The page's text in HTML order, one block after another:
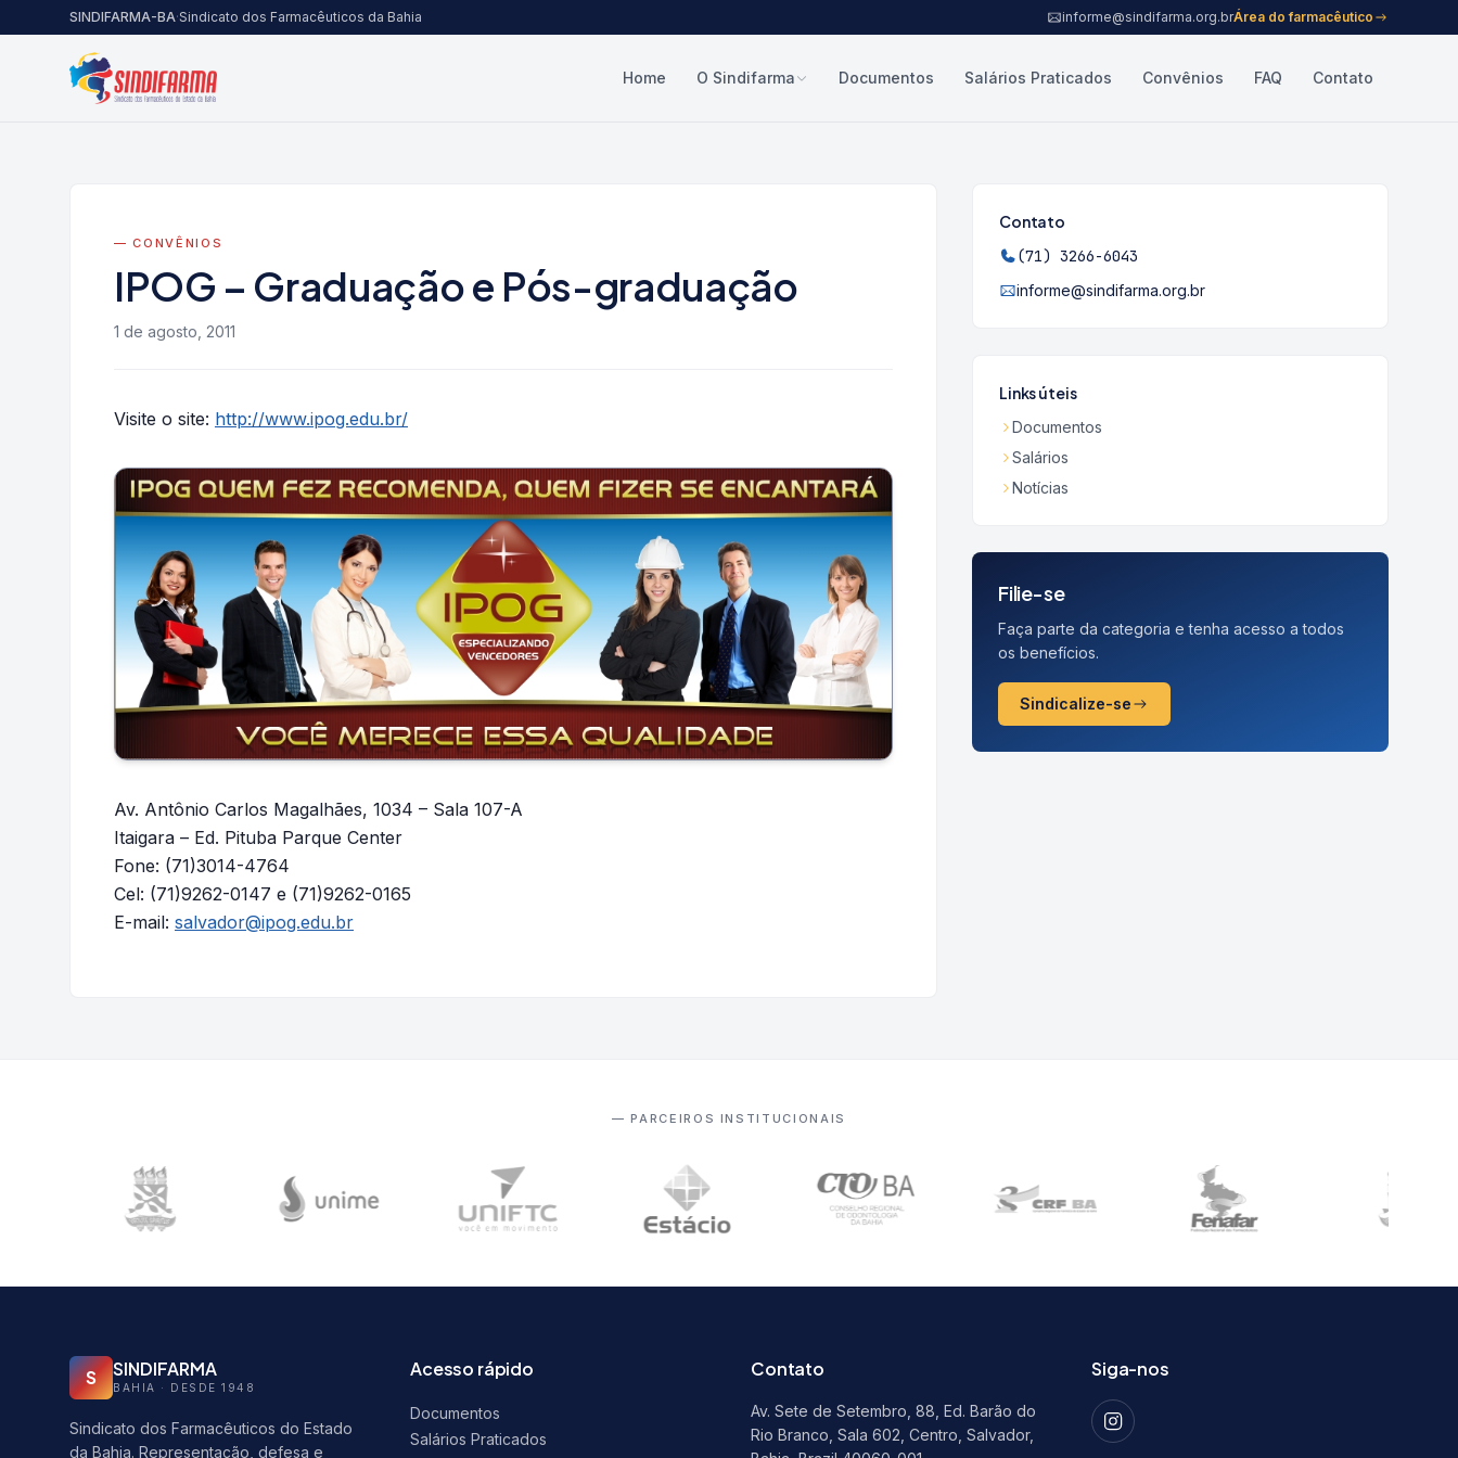
Pular para o conteúdo
SINDIFARMA-BA·Sindicato dos Farmacêuticos da Bahia informe@sindifarma.org.brÁrea do farmacêutico
Home O Sindifarma Documentos Salários Praticados Convênios FAQ Contato
— CONVÊNIOS
IPOG – Graduação e Pós-graduação
1 de agosto, 2011
Visite o site: http://www.ipog.edu.br/
Av. Antônio Carlos Magalhães, 1034 – Sala 107-A
Itaigara – Ed. Pituba Parque Center
Fone: (71)3014-4764
Cel: (71)9262-0147 e (71)9262-0165
E-mail: salvador@ipog.edu.br
Contato
(71) 3266-6043
informe@sindifarma.org.br
Links úteis
Documentos
Salários
Notícias
Filie-se
Faça parte da categoria e tenha acesso a todos
os benefícios.
Sindicalize-se
— PARCEIROS INSTITUCIONAIS
S SINDIFARMA
BAHIA · DESDE 1948
Sindicato dos Farmacêuticos do Estado
da Bahia. Representação, defesa e
Acesso rápido
Documentos
Salários Praticados
Contato
Av. Sete de Setembro, 88, Ed. Barão do
Rio Branco, Sala 602, Centro, Salvador,
Siga-nos